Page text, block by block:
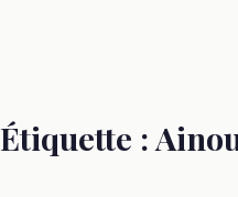
Étiquette :